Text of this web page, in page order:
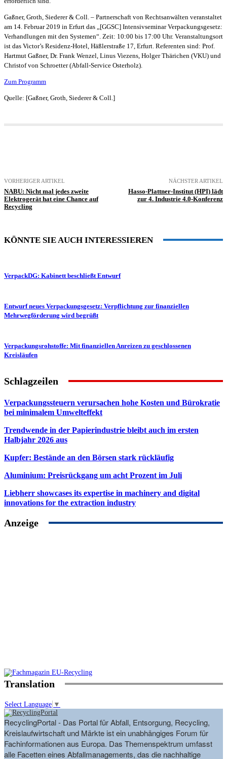
Gaßner, Groth, Siederer & Coll. – Partnerschaft von Rechtsanwälten veranstaltet
am 14. Februar 2019 in Erfurt das „[GGSC] Intensivseminar Verpackungsgesetz:
Verhandlungen mit den Systemen“. Zeit: 10:00 bis 17:00 Uhr. Veranstaltungsort
ist das Victor’s Residenz-Hotel, Häßlerstraße 17, Erfurt. Referenten sind: Prof.
Hartmut Gaßner, Dr. Frank Wenzel, Linus Viezens, Holger Thärichen (VKU) und
Christof von Schroetter (Abfall-Service Osterholz).
Zum Programm
Quelle: [Gaßner, Groth, Siederer & Coll.]
VORHERIGER ARTIKEL
NABU: Nicht mal jedes zweite
Elektrogerät hat eine Chance auf
Recycling
NÄCHSTER ARTIKEL
Hasso-Plattner-Institut (HPI) lädt
zur 4. Industrie 4.0-Konferenz
KÖNNTE SIE AUCH INTERESSIEREN
VerpackDG: Kabinett beschließt Entwurf
Entwurf neues Verpackungsgesetz: Verpflichtung zur finanziellen
Mehrwegförderung wird begrüßt
Verpackungsrohstoffe: Mit finanziellen Anreizen zu geschlossenen
Kreisläufen
Schlagzeilen
Verpackungssteuern verursachen hohe Kosten und Bürokratie
bei minimalem Umwelteffekt
Trendwende in der Papierindustrie bleibt auch im ersten
Halbjahr 2026 aus
Kupfer: Bestände an den Börsen stark rückläufig
Aluminium: Preisrückgang um acht Prozent im Juli
Liebherr showcases its expertise in machinery and digital
innovations for the extraction industry
Anzeige
Translation
Select Language ▼
RecyclingPortal - Das Portal für Abfall, Entsorgung, Recycling,
Kreislaufwirtschaft und Märkte ist ein unabhängiges Forum für
Fachinformationen aus Europa. Das Themenspektrum umfasst
alle Facetten eines Abfallmanagements, das die nachhaltige